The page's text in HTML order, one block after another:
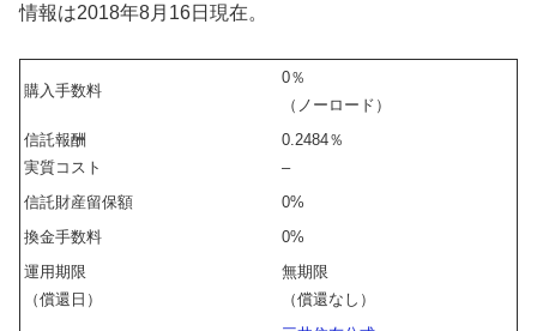
情報は2018年8月16日現在。
購入手数料
0％
（ノーロード）
信託報酬
実質コスト
0.2484％
–
信託財産留保額
0%
換金手数料
0%
運用期限
（償還日）
無期限
（償還なし）